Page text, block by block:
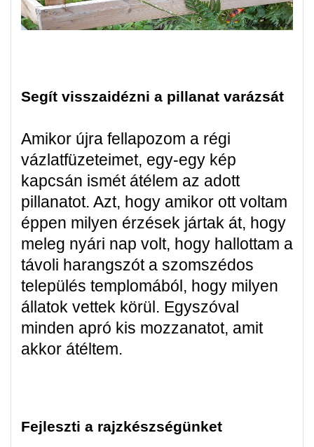
Segít visszaidézni a pillanat varázsát
Amikor újra fellapozom a régi
vázlatfüzeteimet, egy-egy kép
kapcsán ismét átélem az adott
pillanatot. Azt, hogy amikor ott voltam
éppen milyen érzések jártak át, hogy
meleg nyári nap volt, hogy hallottam a
távoli harangszót a szomszédos
település templomából, hogy milyen
állatok vettek körül. Egyszóval
minden apró kis mozzanatot, amit
akkor átéltem.
Fejleszti a rajzkészségünket